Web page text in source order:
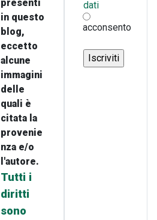
presenti
in questo
blog,
eccetto
alcune
immagini
delle
quali è
citata la
provenie
nza e/o
l'autore.
Tutti i
diritti
sono
dati
acconsento